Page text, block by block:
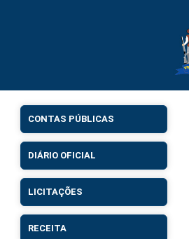
CONTAS PÚBLICAS
DIÁRIO OFICIAL
LICITAÇÕES
RECEITA